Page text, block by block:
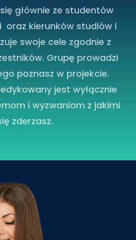
głównie ze studentów
oraz kierunków studiów i
swoje cele zgodnie z
Grupę prowadzi
poznasz w projekcie.
jest wyłącznie
i wyzwaniom z jakimi
zderzasz.